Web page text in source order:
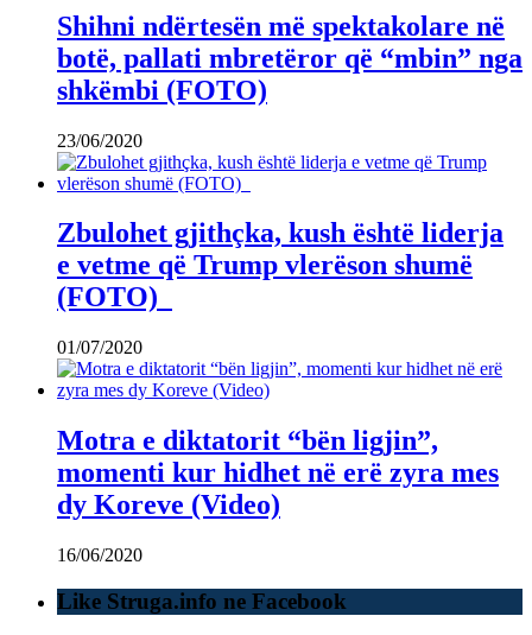
Shihni ndërtesën më spektakolare në
botë, pallati mbretëror që “mbin” nga
shkëmbi (FOTO)
23/06/2020
Zbulohet gjithçka, kush është liderja
e vetme që Trump vlerëson shumë
(FOTO)
01/07/2020
Motra e diktatorit “bën ligjin”,
momenti kur hidhet në erë zyra mes
dy Koreve (Video)
16/06/2020
Like Struga.info ne Facebook